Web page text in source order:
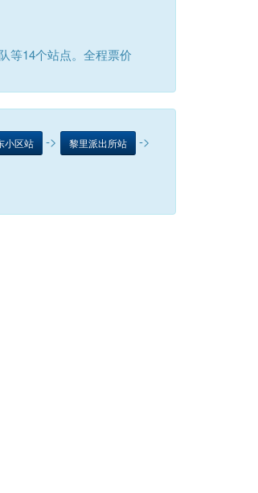
等14个站点。全程票价
小区站 -> 黎里派出所站 ->